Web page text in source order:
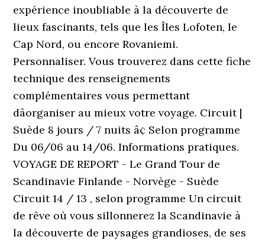
expérience inoubliable à la découverte de
lieux fascinants, tels que les Îles Lofoten, le
Cap Nord, ou encore Rovaniemi.
Personnaliser. Vous trouverez dans cette fiche
technique des renseignements
complémentaires vous permettant
dâorganiser au mieux votre voyage. Circuit |
Suède 8 jours / 7 nuits â¢ Selon programme
Du 06/06 au 14/06. Informations pratiques.
VOYAGE DE REPORT - Le Grand Tour de
Scandinavie Finlande - Norvège - Suède
Circuit 14 / 13 , selon programme Un circuit
de rêve où vous sillonnerez la Scandinavie à
la découverte de paysages grandioses, de ses